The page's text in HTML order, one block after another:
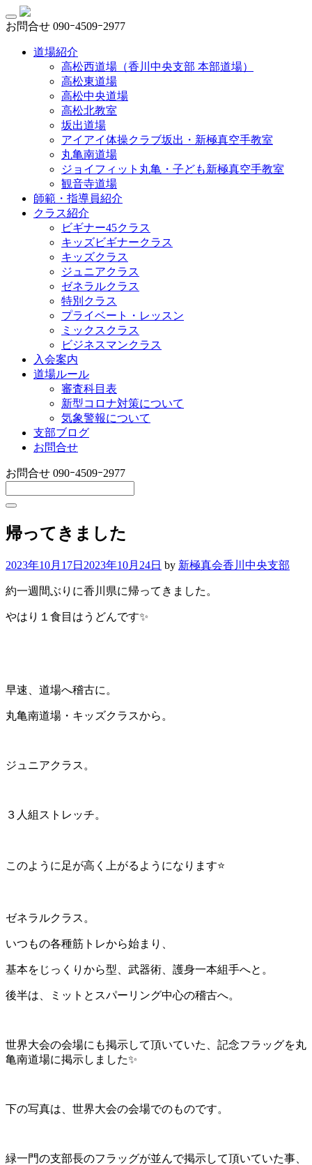
お問合せ 090ｰ4509ｰ2977
道場紹介
高松西道場（香川中央支部 本部道場）
高松東道場
高松中央道場
高松北教室
坂出道場
アイアイ体操クラブ坂出・新極真空手教室
丸亀南道場
ジョイフィット丸亀・子ども新極真空手教室
観音寺道場
師範・指導員紹介
クラス紹介
ビギナー45クラス
キッズビギナークラス
キッズクラス
ジュニアクラス
ゼネラルクラス
特別クラス
プライベート・レッスン
ミックスクラス
ビジネスマンクラス
入会案内
道場ルール
審査科目表
新型コロナ対策について
気象警報について
支部ブログ
お問合せ
お問合せ 090ｰ4509ｰ2977
帰ってきました
2023年10月17日 2023年10月24日 by 新極真会香川中央支部
約一週間ぶりに香川県に帰ってきました。
やはり１食目はうどんです✨
早速、道場へ稽古に。
丸亀南道場・キッズクラスから。
ジュニアクラス。
３人組ストレッチ。
このように足が高く上がるようになります⭐
ゼネラルクラス。
いつもの各種筋トレから始まり、
基本をじっくりから型、武器術、護身一本組手へと。
後半は、ミットとスパーリング中心の稽古へ。
世界大会の会場にも掲示して頂いていた、記念フラッグを丸
亀南道場に掲示しました✨
下の写真は、世界大会の会場でのものです。
緑一門の支部長のフラッグが並んで掲示して頂いていた事、